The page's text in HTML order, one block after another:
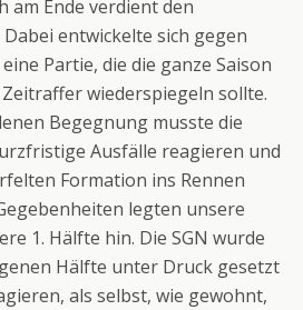
am Ende verdient den
entwickelte sich gegen
Partie, die die ganze Saison
wiederspiegeln sollte.
Begegnung musste die
Ausfälle reagieren und
Formation ins Rennen
legten unsere
1. Hälfte hin. Die SGN wurde
Hälfte unter Druck gesetzt
als selbst, wie gewohnt,